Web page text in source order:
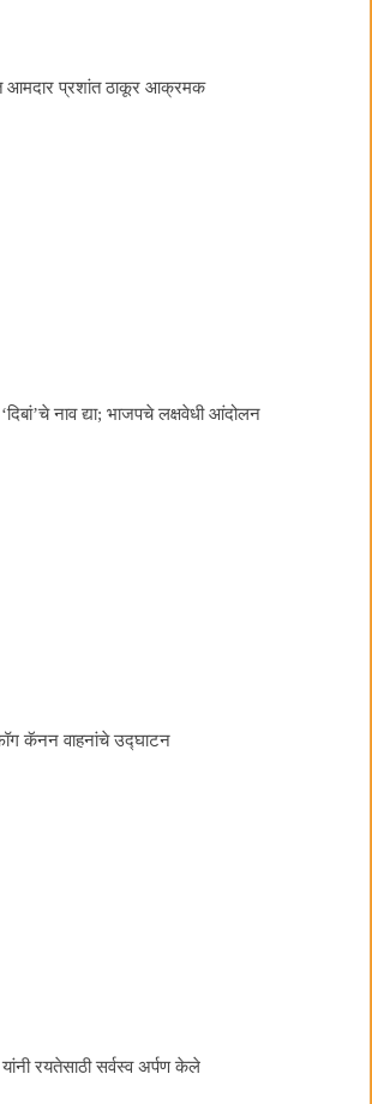
आमदार प्रशांत ठाकूर आक्रमक
नाव द्या; भाजपचे लक्षवेधी आंदोलन
कॅनन वाहनांचे उद्घाटन
रयतेसाठी सर्वस्व अर्पण केले